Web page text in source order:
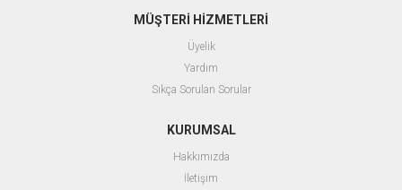
MÜŞTERİ HİZMETLERİ
Üyelik
Yardım
Sıkça Sorulan Sorular
KURUMSAL
Hakkımızda
İletişim